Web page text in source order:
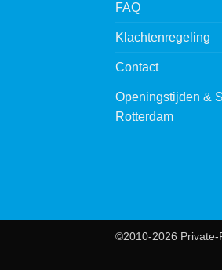
FAQ
Klachtenregeling
Contact
Openingstijden &
Rotterdam
©2010-2026 Private-